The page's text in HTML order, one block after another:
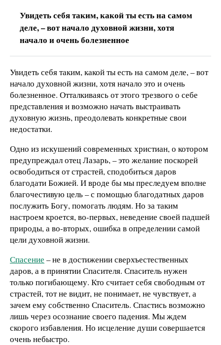
Увидеть себя таким, какой ты есть на самом
деле, – вот начало духовной жизни, хотя
начало и очень болезненное
Увидеть себя таким, какой ты есть на самом деле, – вот
начало духовной жизни, хотя начало это и очень
болезненное. Отталкиваясь от этого трезвого о себе
представления и возможно начать выстраивать
духовную жизнь, преодолевать конкретные свои
недостатки.
Одно из искушений современных христиан, о котором
предупреждал отец Лазарь, – это желание поскорей
освободиться от страстей, сподобиться даров
благодати Божией. И вроде бы мы преследуем вполне
благочестивую цель – с помощью благодатных даров
послужить Богу, помогать людям. Но за таким
настроем кроется, во-первых, неведение своей падшей
природы, а во-вторых, ошибка в определении самой
цели духовной жизни.
Спасение – не в достижении сверхъестественных
даров, а в принятии Спасителя. Спаситель нужен
только погибающему. Кто считает себя свободным от
страстей, тот не видит, не понимает, не чувствует, а
зачем ему собственно Спаситель. Спастись возможно
лишь через осознание своего падения. Мы ждем
скорого избавления. Но исцеление души совершается
очень небыстро.